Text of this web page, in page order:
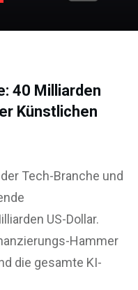
40 Milliarden
Künstlichen
Tech-Branche und
US-Dollar.
Hammer
die gesamte KI-